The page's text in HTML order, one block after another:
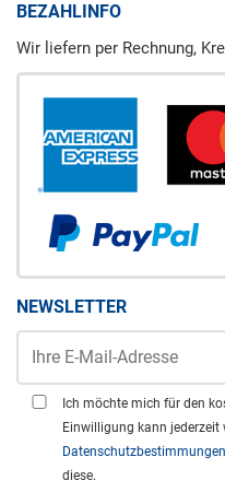
BEZAHLINFO
Wir liefern per Rechnung,
NEWSLETTER
Ich möchte mich für den
Einwilligung kann jederzeit
Datenschutzbestimmungen
diese.